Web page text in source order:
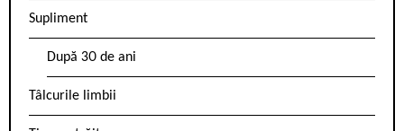
Supliment
După 30 de ani
Tâlcurile limbii